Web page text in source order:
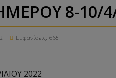
8-10/
Εμφανίσεις: 665
2022